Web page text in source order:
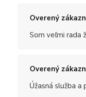
Overený
Som veľmi rada
Overený
Úžasná služba a